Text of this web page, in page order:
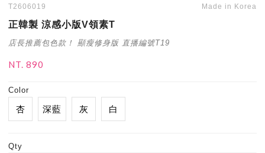
T2606019 Made in Korea
正韓製 涼感小版V領素T
店長推薦包色款！ 顯瘦修身版 直播編號T19
NT. 890
Color
杏 深藍 灰 白
Qty